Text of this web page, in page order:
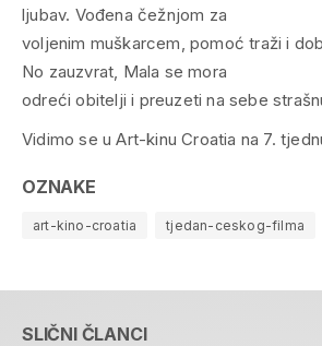
ljubav. Vođena čežnjom za
voljenim muškarcem, pomoć traži i
No zauzvrat, Mala se mora
odreći obitelji i preuzeti na sebe
Vidimo se u Art-kinu Croatia na 7.
OZNAKE
art-kino-croatia tjedan-ceskog-filma
SLIČNI ČLANCI